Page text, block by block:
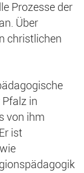
Prozesse der
Über
christlichen
in
von ihm
ist